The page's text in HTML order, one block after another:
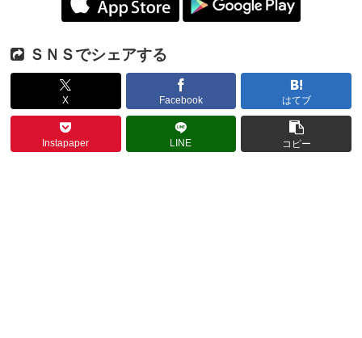
ＳＮＳでシェアする
X Facebook はてブ
Instapaper LINE コピー